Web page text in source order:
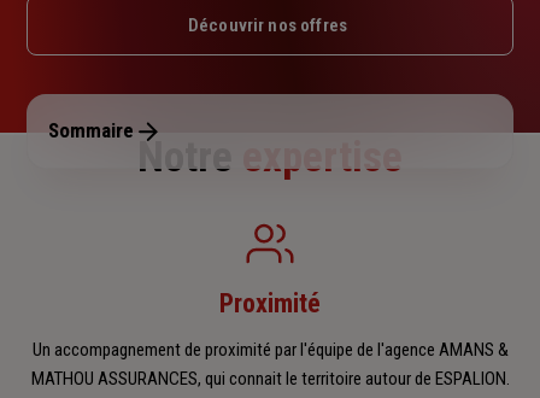
Jeudi : 09h – 12h / 13h45 – 17h45
Dimanche : Fermé
Découvrir nos offres
Sommaire
Notre expertise
Proximité
Un accompagnement de proximité par l'équipe de l'agence AMANS &
MATHOU ASSURANCES, qui connait le territoire autour de ESPALION.